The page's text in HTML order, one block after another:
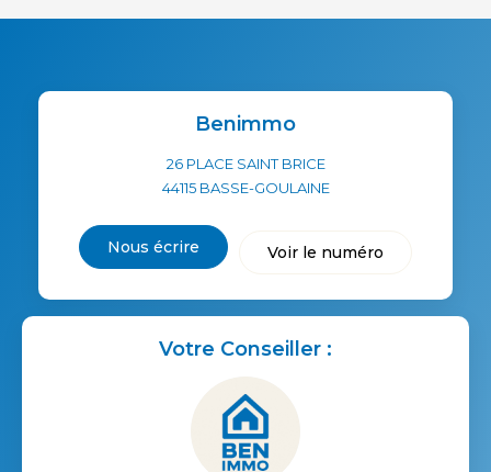
Benimmo
26 PLACE SAINT BRICE
44115 BASSE-GOULAINE
Nous écrire Voir le numéro
Votre Conseiller :